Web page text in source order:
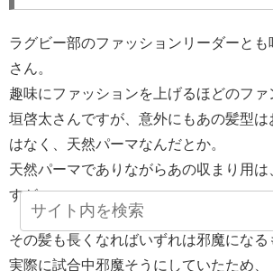
ラグビー部のファッションリーダーと
さん。
趣味にファッションを上げるほどのフ
垣啓太さんですが、意外にもあの髪型
はなく、天然パーマなんだとか。
天然パーマでありながらあの収まり用
すが…
その髪も長くなればいずれは邪魔になる
実際に試合中邪魔そうにしていたため、